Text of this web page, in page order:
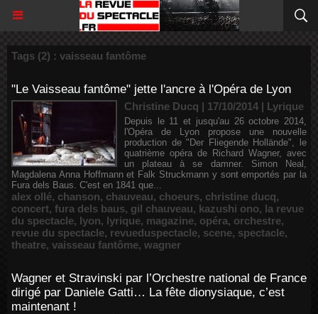
Tags (2) : vaisseau fantôme
"Le Vaisseau fantôme" jette l'ancre à l'Opéra de Lyon
Christine Ducq | 17/10/2014 | Lyrique
Depuis le 11 et jusqu'au 26 octobre 2014,
l'Opéra de Lyon propose une nouvelle
production de "Der Fliegende Hollände", le
quatrième opéra de Richard Wagner, avec
un plateau à se damner. Simon Neal,
Magdalena Anna Hoffmann et Falk Struckmann y sont emportés par la
Fura dels Baus. C'est en 1841 que...
alex ollé, chanson, chauveau, choeurs, christine ducq,
concert, fura dels baus, gil chauveau, kazushi ono, la revue
du spectacle, lyon, lyrique, magazine, opéra, orchestre,
revue du spectacle, revueduspectacle, scene, spectacle,
theatre, vaisseau fantôme, wagner
Wagner et Stravinski par l’Orchestre national de France
dirigé par Daniele Gatti… La fête dionysiaque, c’est
maintenant !